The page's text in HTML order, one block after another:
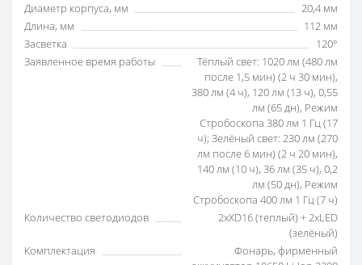
Диаметр корпуса, мм
20,4 мм
Длина, мм
112 мм
Засветка
120°
Заявленное время работы
Тёплый свет: 1020 лм (480 лм
после 1,5 мин) (2 ч 30 мин),
380 лм (4 ч), 120 лм (13 ч), 0,55
лм (65 дн), Режим
Стробоскопа 380 лм 1 Гц (17
ч); Зелёный свет: 230 лм (270
лм после 6 мин) (2 ч 20 мин),
140 лм (10 ч), 36 лм (35 ч), 0,2
лм (50 дн), Режим
Стробоскопа 400 лм 1 Гц (7 ч)
Количество светодиодов
2хXD16 (теплый) + 2xLED
(зелёный)
Комплектация
Фонарь, фирменный